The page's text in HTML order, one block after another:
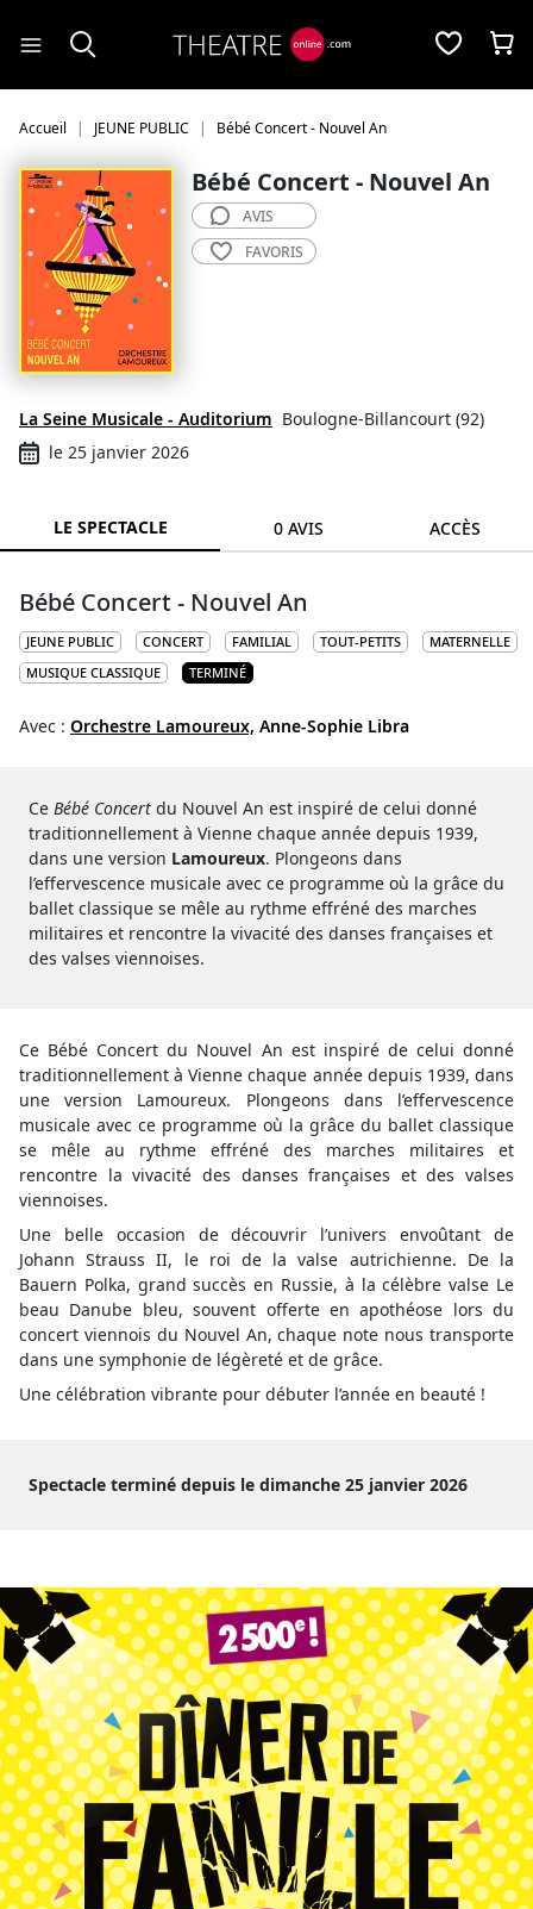
Accueil JEUNE PUBLIC Bébé Concert - Nouvel An
Bébé Concert - Nouvel An
La Seine Musicale - Auditorium Boulogne-Billancourt (92)
le 25 janvier 2026
AVIS
FAVORIS
LE SPECTACLE 0 AVIS ACCÈS
Bébé Concert - Nouvel An
JEUNE PUBLIC CONCERT FAMILIAL TOUT-PETITS
MATERNELLE
MUSIQUE CLASSIQUE
TERMINÉ
Avec : Orchestre Lamoureux, Anne-Sophie Libra
Ce Bébé Concert du Nouvel An est inspiré de celui donné
traditionnellement à Vienne chaque année depuis 1939,
dans une version Lamoureux. Plongeons dans
l’effervescence musicale avec ce programme où la grâce du
ballet classique se mêle au rythme effréné des marches
militaires et rencontre la vivacité des danses françaises et
des valses viennoises.
Ce Bébé Concert du Nouvel An est inspiré de celui donné
traditionnellement à Vienne chaque année depuis 1939, dans
une version Lamoureux. Plongeons dans l’effervescence
musicale avec ce programme où la grâce du ballet classique
se mêle au rythme effréné des marches militaires et
rencontre la vivacité des danses françaises et des valses
viennoises.
Une belle occasion de découvrir l’univers envoûtant de
Johann Strauss II, le roi de la valse autrichienne. De la
Bauern Polka, grand succès en Russie, à la célèbre valse Le
beau Danube bleu, souvent offerte en apothéose lors du
concert viennois du Nouvel An, chaque note nous transporte
dans une symphonie de légèreté et de grâce.
Une célébration vibrante pour débuter l’année en beauté !
Spectacle terminé depuis le dimanche 25 janvier 2026